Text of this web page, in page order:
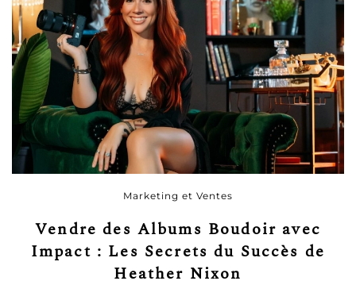
Marketing et Ventes
Vendre des Albums Boudoir avec
Impact : Les Secrets du Succès de
Heather Nixon